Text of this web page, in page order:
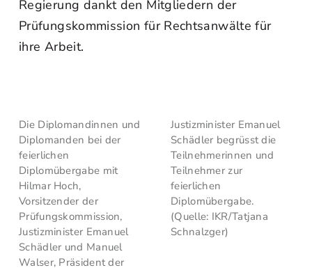
Regierung dankt den Mitgliedern der
Prüfungskommission für Rechtsanwälte für
ihre Arbeit.
Die Diplomandinnen und
Diplomanden bei der
feierlichen
Diplomübergabe mit
Hilmar Hoch,
Vorsitzender der
Prüfungskommission,
Justizminister Emanuel
Schädler und Manuel
Walser, Präsident der
Justizminister Emanuel
Schädler begrüsst die
Teilnehmerinnen und
Teilnehmer zur
feierlichen
Diplomübergabe.
(Quelle: IKR/Tatjana
Schnalzger)